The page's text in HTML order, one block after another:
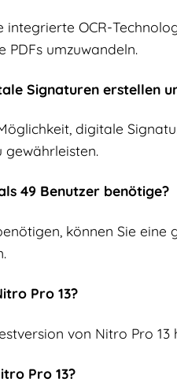
OCR-
umzuwandeln.
Signaturen erstellen
digitale
gewährleisten.
49 Benutzer benötige?
können Sie
Pro 13?
von Nitro Pro
Pro 13?